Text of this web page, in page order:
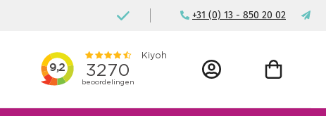
Voor consument & bedrijf
+31 (0) 13 - 850 20 02
ACCOUNT